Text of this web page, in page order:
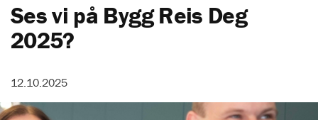
Ses vi på Bygg Reis Deg
2025?
12.10.2025